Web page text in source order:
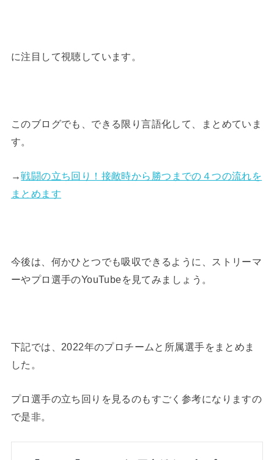
に注目して視聴しています。
このブログでも、できる限り言語化して、まとめていま
す。
→戦闘の立ち回り！接敵時から勝つまでの４つの流れを
まとめます
今後は、何かひとつでも吸収できるように、ストリーマ
ーやプロ選手のYouTubeを見てみましょう。
下記では、2022年のプロチームと所属選手をまとめま
した。
プロ選手の立ち回りを見るのもすごく参考になりますの
で是非。